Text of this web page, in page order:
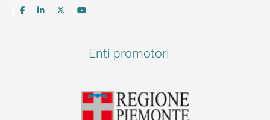
Enti promotori